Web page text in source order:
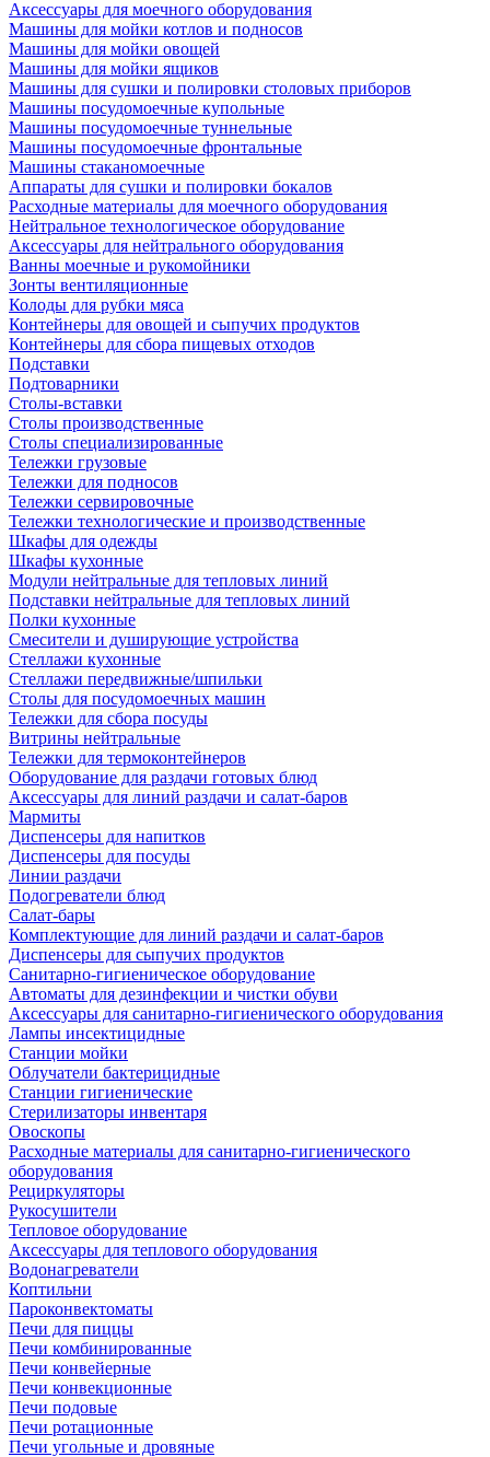
Аксессуары для моечного оборудования
Машины для мойки котлов и подносов
Машины для мойки овощей
Машины для мойки ящиков
Машины для сушки и полировки столовых приборов
Машины посудомоечные купольные
Машины посудомоечные туннельные
Машины посудомоечные фронтальные
Машины стаканомоечные
Аппараты для сушки и полировки бокалов
Расходные материалы для моечного оборудования
Нейтральное технологическое оборудование
Аксессуары для нейтрального оборудования
Ванны моечные и рукомойники
Зонты вентиляционные
Колоды для рубки мяса
Контейнеры для овощей и сыпучих продуктов
Контейнеры для сбора пищевых отходов
Подставки
Подтоварники
Столы-вставки
Столы производственные
Столы специализированные
Тележки грузовые
Тележки для подносов
Тележки сервировочные
Тележки технологические и производственные
Шкафы для одежды
Шкафы кухонные
Модули нейтральные для тепловых линий
Подставки нейтральные для тепловых линий
Полки кухонные
Смесители и душирующие устройства
Стеллажи кухонные
Стеллажи передвижные/шпильки
Столы для посудомоечных машин
Тележки для сбора посуды
Витрины нейтральные
Тележки для термоконтейнеров
Оборудование для раздачи готовых блюд
Аксессуары для линий раздачи и салат-баров
Мармиты
Диспенсеры для напитков
Диспенсеры для посуды
Линии раздачи
Подогреватели блюд
Салат-бары
Комплектующие для линий раздачи и салат-баров
Диспенсеры для сыпучих продуктов
Санитарно-гигиеническое оборудование
Автоматы для дезинфекции и чистки обуви
Аксессуары для санитарно-гигиенического оборудования
Лампы инсектицидные
Станции мойки
Облучатели бактерицидные
Станции гигиенические
Стерилизаторы инвентаря
Овоскопы
Расходные материалы для санитарно-гигиенического
оборудования
Рециркуляторы
Рукосушители
Тепловое оборудование
Аксессуары для теплового оборудования
Водонагреватели
Коптильни
Пароконвектоматы
Печи для пиццы
Печи комбинированные
Печи конвейерные
Печи конвекционные
Печи подовые
Печи ротационные
Печи угольные и дровяные